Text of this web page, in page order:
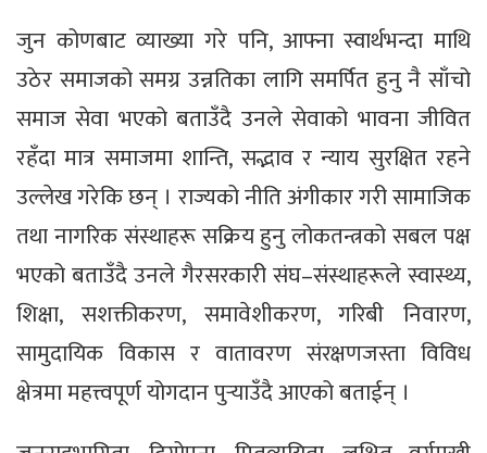
जुन कोणबाट व्याख्या गरे पनि, आफ्ना स्वार्थभन्दा माथि
उठेर समाजको समग्र उन्नतिका लागि समर्पित हुनु नै साँचो
समाज सेवा भएको बताउँदै उनले सेवाको भावना जीवित
रहँदा मात्र समाजमा शान्ति, सद्भाव र न्याय सुरक्षित रहने
उल्लेख गरेकि छन् । राज्यको नीति अंगीकार गरी सामाजिक
तथा नागरिक संस्थाहरू सक्रिय हुनु लोकतन्त्रको सबल पक्ष
भएको बताउँदै उनले गैरसरकारी संघ–संस्थाहरूले स्वास्थ्य,
शिक्षा, सशक्तीकरण, समावेशीकरण, गरिबी निवारण,
सामुदायिक विकास र वातावरण संरक्षणजस्ता विविध
क्षेत्रमा महत्त्वपूर्ण योगदान पुर्‍याउँदै आएको बताईन् ।